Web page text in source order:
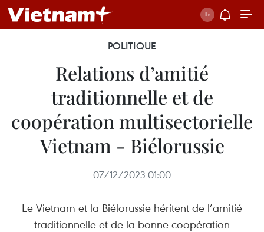
POLITIQUE
Relations d’amitié
traditionnelle et de
coopération multisectorielle
Vietnam - Biélorussie
07/12/2023 01:00
Le Vietnam et la Biélorussie héritent de l’amitié
traditionnelle et de la bonne coopération